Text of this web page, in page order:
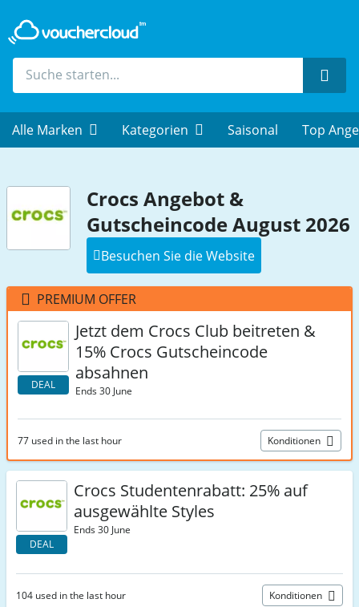
Alle Marken Kategorien Saisonal Top
Crocs Angebot &
Gutscheincode August 2026
Besuchen Sie die Website
PREMIUM OFFER
DEAL
Jetzt dem Crocs Club beitreten &
15% Crocs Gutscheincode
absahnen
Ends 30 June
77 used in the last hour Konditionen
DEAL
Crocs Studentenrabatt: 25% auf
ausgewählte Styles
Ends 30 June
104 used in the last hour Konditionen